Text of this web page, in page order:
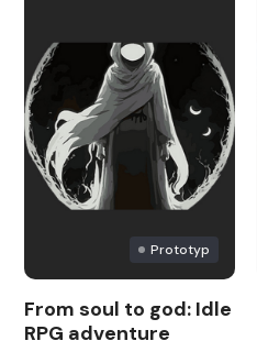
Prototyp
From soul to god: Idle
RPG adventure